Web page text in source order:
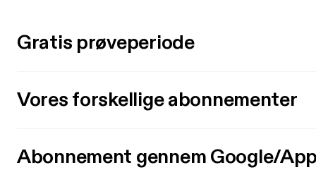
Gratis prøveperiode
Vores forskellige abonnementer
Abonnement gennem Google/